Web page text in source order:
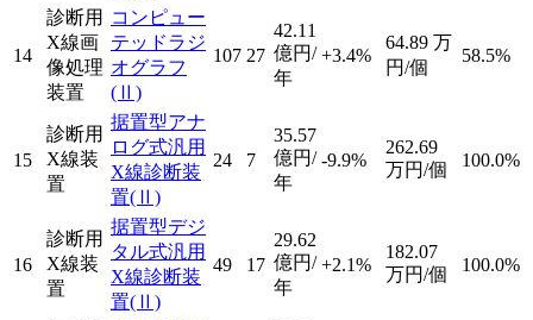
14
診断用
X線画
像処理
装置
コンピュー
テッドラジ
オグラフ
(Ⅱ)
107 27
42.11
億円/
年
+3.4%
64.89 万
円/個
58.5%
15
診断用
X線装
置
据置型アナ
ログ式汎用
X線診断装
置(Ⅱ)
24 7
35.57
億円/
年
-9.9%
262.69
万円/個
100.0%
16
診断用
X線装
置
据置型デジ
タル式汎用
X線診断装
置(Ⅱ)
49 17
29.62
億円/
年
+2.1%
182.07
万円/個
100.0%